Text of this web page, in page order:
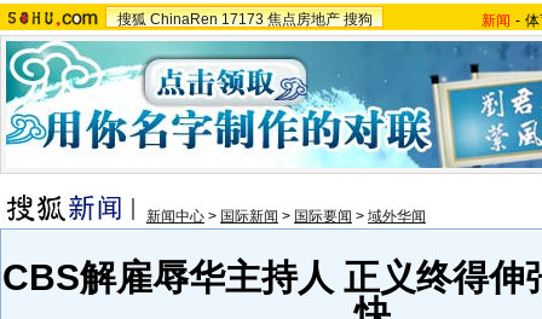
搜狐 ChinaRen 17173 焦点房地产 搜狗 新闻 -
新闻中心 > 国际新闻 > 国际要闻 > 域外华闻
CBS解雇辱华主持人 正义终得伸